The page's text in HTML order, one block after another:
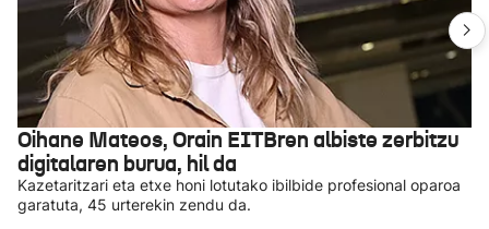
Oihane Mateos, Orain EITBren albiste zerbitzu
digitalaren burua, hil da
Kazetaritzari eta etxe honi lotutako ibilbide profesional oparoa
garatuta, 45 urterekin zendu da.